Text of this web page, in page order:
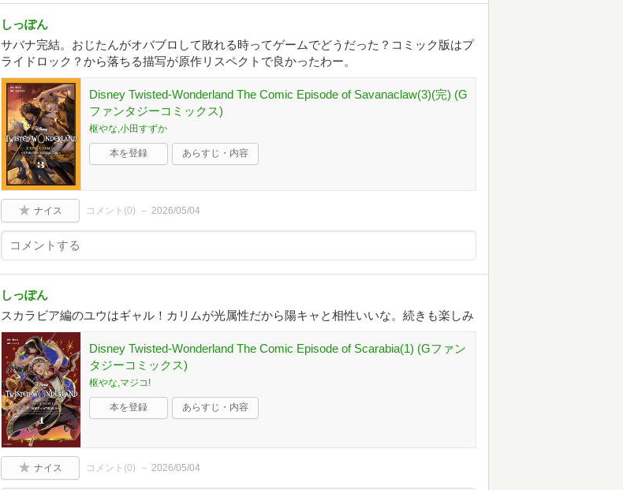
しっぽん
サバナ完結。おじたんがオバブロして敗れる時ってゲームでどうだった？コミック版はプ
ライドロック？から落ちる描写が原作リスペクトで良かったわー。
Disney Twisted-Wonderland The Comic Episode of Savanaclaw(3)(完) (G
ファンタジーコミックス)
枢やな,小田すずか
本を登録 あらすじ・内容
ナイス コメント(0) 2026/05/04
しっぽん
スカラビア編のユウはギャル！カリムが光属性だから陽キャと相性いいな。続きも楽しみ
Disney Twisted-Wonderland The Comic Episode of Scarabia(1) (Gファン
タジーコミックス)
枢やな,マジコ!
本を登録 あらすじ・内容
ナイス コメント(0) 2026/05/04